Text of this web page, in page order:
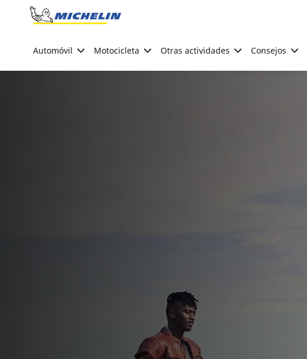
Go to page content
Automóvil Motocicleta Otras actividades Consejos